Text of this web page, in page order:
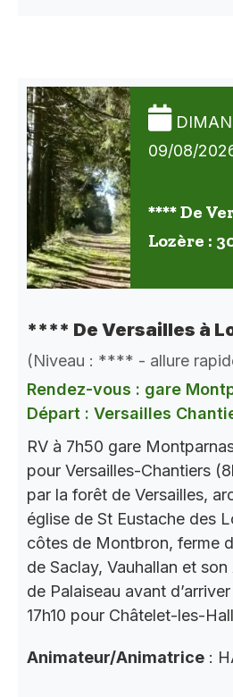
09/08/
**** De
Lozère :
**** De Versailles à
(Niveau : **** - allure
Rendez-vous : gare
Départ : Versailles
RV à 7h50 gare
pour Versailles-Chantiers
par la forêt de Versailles,
église de St Eustache des
côtes de Montbron, ferme
de Saclay, Vauhallan et
de Palaiseau avant
17h10 pour Châtelet-les-
Animateur/Animatrice :